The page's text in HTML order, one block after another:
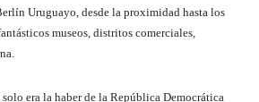
Uruguayo, desde la proximidad hasta los
museos, distritos comerciales,
era la haber de la República Democrática